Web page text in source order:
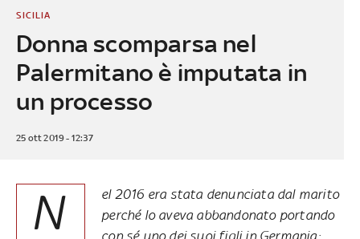
Donna scomparsa nel
Palermitano è imputata in
un processo
SICILIA
25 ott 2019 - 12:37
N
el 2016 era stata denunciata dal marito
perché lo aveva abbandonato portando
con sé uno dei suoi figli in Germania: